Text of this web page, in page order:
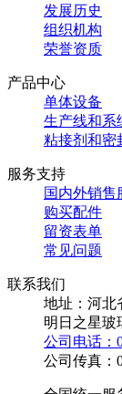
发展历史
组织机构
荣誉资质
产品中心
单体设备
生产线和系
粘接剂和密
服务支持
国内外销售
购买配件
留资表单
常见问题
联系我们
地址：河北
明日之星玻
公司电话：
公司传真：